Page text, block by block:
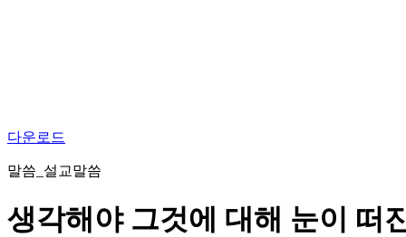
다운로드
말씀_설교말씀
생각해야 그것에 대해 눈이 떠